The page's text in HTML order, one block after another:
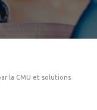
la CMU et solutions